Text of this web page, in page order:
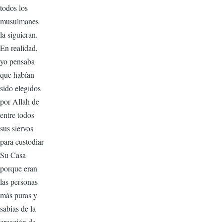
todos los
musulmanes
la siguieran.
En realidad,
yo pensaba
que habían
sido elegidos
por Allah de
entre todos
sus siervos
para custodiar
Su Casa
porque eran
las personas
más puras y
sabias de la